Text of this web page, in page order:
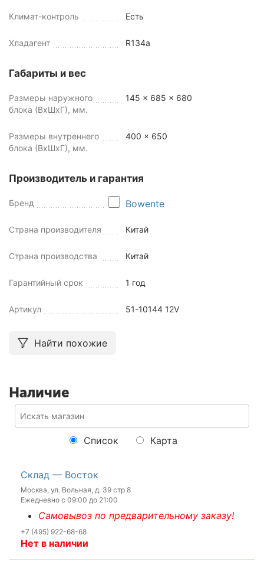
Климат-контроль Есть
Хладагент R134a
Габариты и вес
Размеры наружного
блока (ВхШхГ), мм.
145 x 685 x 680
Размеры внутреннего
блока (ВхШхГ), мм.
400 x 650
Производитель и гарантия
Бренд Bowente
Страна производителя Китай
Страна производства Китай
Гарантийный срок 1 год
Артикул 51-10144 12V
Найти похожие
Наличие
Список Карта
Склад — Восток
Москва, ул. Вольная, д. 39 стр 8
Ежедневно с 09:00 до 21:00
Самовывоз по предварительному заказу!
+7 (495) 922-68-68
Нет в наличии